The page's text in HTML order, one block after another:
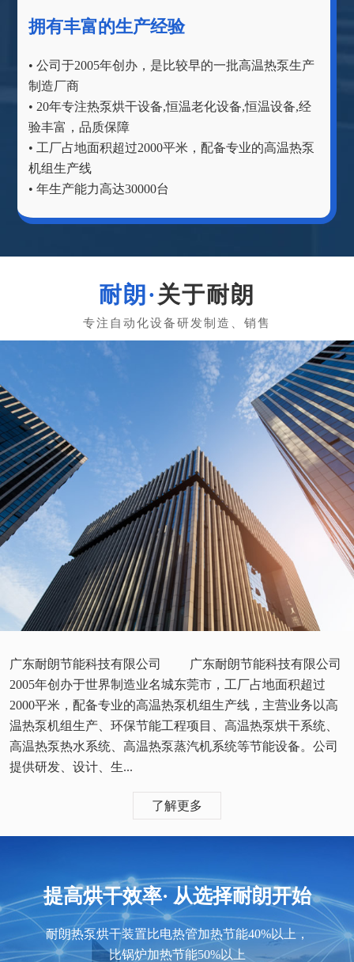
拥有丰富的生产经验
• 公司于2005年创办，是比较早的一批高温热泵生产
制造厂商
• 20年专注热泵烘干设备,恒温老化设备,恒温设备,经
验丰富，品质保障
• 工厂占地面积超过2000平米，配备专业的高温热泵
机组生产线
• 年生产能力高达30000台
关于耐朗
广东耐朗节能科技有限公司 广东耐朗节能科技有限公司
2005年创办于世界制造业名城东莞市，工厂占地面积超过
2000平米，配备专业的高温热泵机组生产线，主营业务以高
温热泵机组生产、环保节能工程项目、高温热泵烘干系统、
高温热泵热水系统、高温热泵蒸汽机系统等节能设备。公司
提供研发、设计、生...
了解更多
提高烘干效率· 从选择耐朗开始
耐朗热泵烘干装置比电热管加热节能40%以上，
比锅炉加热节能50%以上